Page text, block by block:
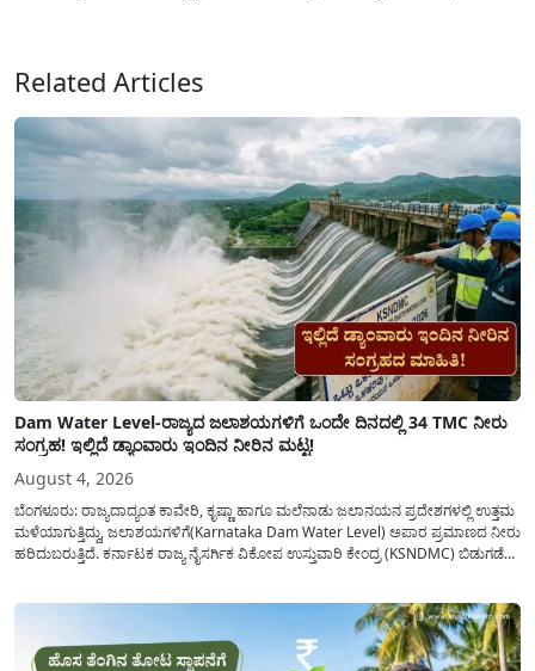
Related Articles
Dam Water Level-ರಾಜ್ಯದ ಜಲಾಶಯಗಳಿಗೆ ಒಂದೇ ದಿನದಲ್ಲಿ 34 TMC ನೀರು
ಸಂಗ್ರಹ! ಇಲ್ಲಿದೆ ಡ್ಯಾಂವಾರು ಇಂದಿನ ನೀರಿನ ಮಟ್ಟ!
August 4, 2026
ಬೆಂಗಳೂರು: ರಾಜ್ಯದಾದ್ಯಂತ ಕಾವೇರಿ, ಕೃಷ್ಣಾ ಹಾಗೂ ಮಲೆನಾಡು ಜಲಾನಯನ ಪ್ರದೇಶಗಳಲ್ಲಿ ಉತ್ತಮ
ಮಳೆಯಾಗುತ್ತಿದ್ದು, ಜಲಾಶಯಗಳಿಗೆ(Karnataka Dam Water Level) ಅಪಾರ ಪ್ರಮಾಣದ ನೀರು
ಹರಿದುಬರುತ್ತಿದೆ. ಕರ್ನಾಟಕ ರಾಜ್ಯ ನೈಸರ್ಗಿಕ ವಿಕೋಪ ಉಸ್ತುವಾರಿ ಕೇಂದ್ರ (KSNDMC) ಬಿಡುಗಡೆ